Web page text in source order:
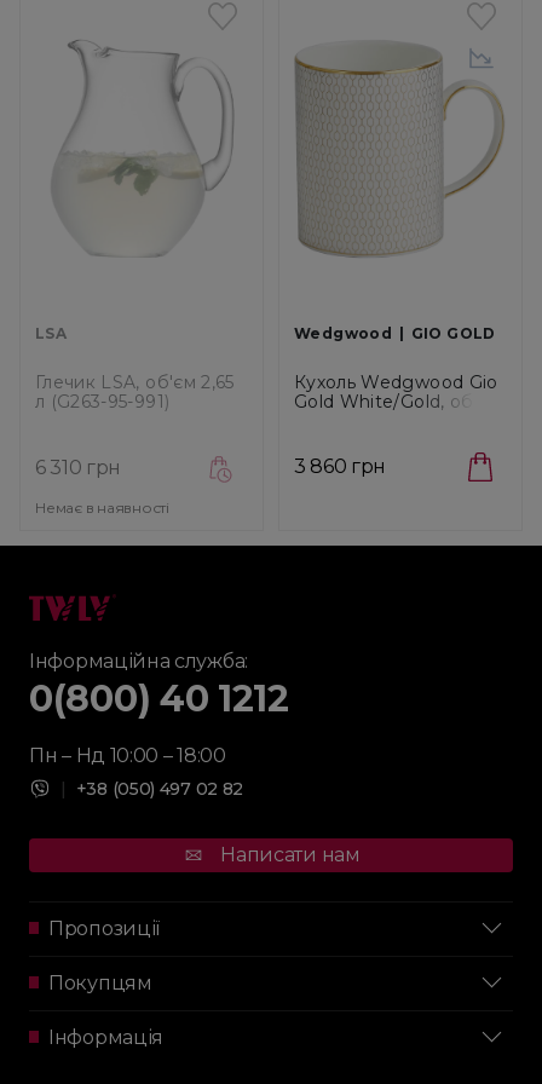
LSA
Глечик LSA, об'єм 2,65
л (G263-95-991)
6 310 грн
Немає в наявності
Wedgwood GIO GOLD
Кухоль Wedgwood Gio
Gold White/Gold, об'єм
3 860 грн
Інформаційна служба:
0(800) 40 1212
Пн – Нд 10:00 – 18:00
| +38 (050) 497 02 82
Написати нам
Пропозиції
Покупцям
Інформація